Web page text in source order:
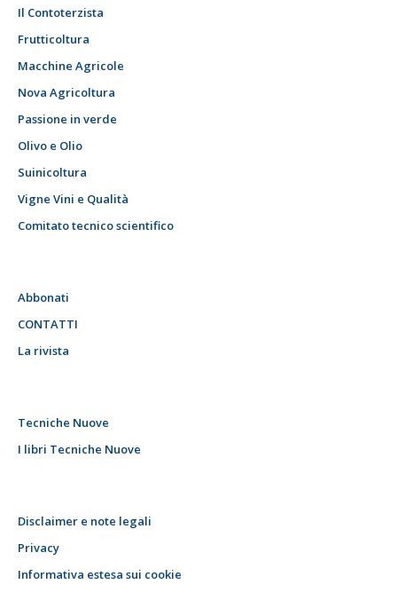
Il Contoterzista
Frutticoltura
Macchine Agricole
Nova Agricoltura
Passione in verde
Olivo e Olio
Suinicoltura
Vigne Vini e Qualità
Comitato tecnico scientifico
Abbonati
CONTATTI
La rivista
Tecniche Nuove
I libri Tecniche Nuove
Disclaimer e note legali
Privacy
Informativa estesa sui cookie